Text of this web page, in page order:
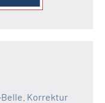
Belle. Korrektur